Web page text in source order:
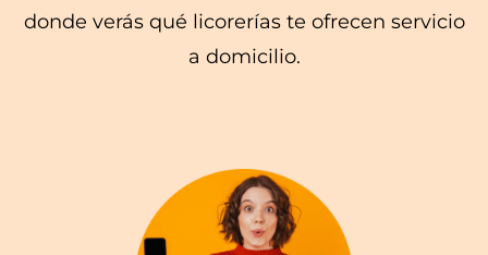
donde verás qué licorerías te ofrecen servicio
a domicilio.